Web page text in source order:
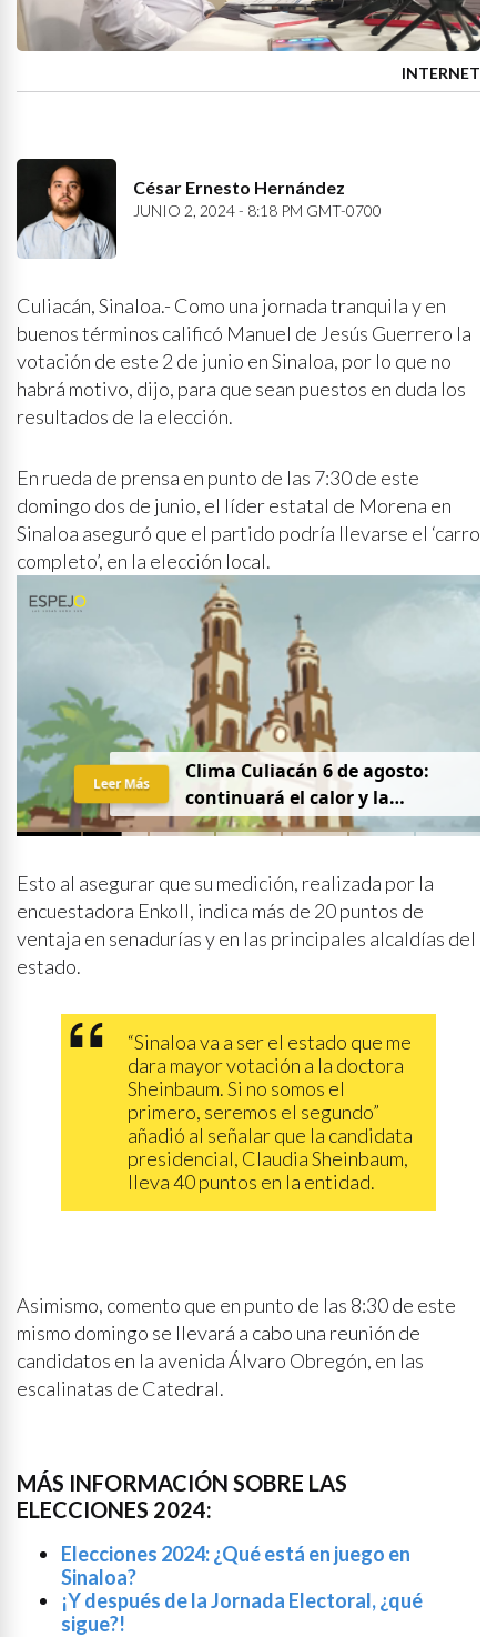
INTERNET
César Ernesto Hernández
JUNIO 2, 2024 - 8:18 PM GMT-0700
Culiacán, Sinaloa.- Como una jornada tranquila y en
buenos términos calificó Manuel de Jesús Guerrero la
votación de este 2 de junio en Sinaloa, por lo que no
habrá motivo, dijo, para que sean puestos en duda los
resultados de la elección.
En rueda de prensa en punto de las 7:30 de este
domingo dos de junio, el líder estatal de Morena en
Sinaloa aseguró que el partido podría llevarse el ‘carro
completo’, en la elección local.
Clima Culiacán 6 de agosto:
continuará el calor y la
probabilidad de lluvia
Leer Más
Esto al asegurar que su medición, realizada por la
encuestadora Enkoll, indica más de 20 puntos de
ventaja en senadurías y en las principales alcaldías del
estado.
“Sinaloa va a ser el estado que me
dara mayor votación a la doctora
Sheinbaum. Si no somos el
primero, seremos el segundo”
añadió al señalar que la candidata
presidencial, Claudia Sheinbaum,
lleva 40 puntos en la entidad.
Asimismo, comento que en punto de las 8:30 de este
mismo domingo se llevará a cabo una reunión de
candidatos en la avenida Álvaro Obregón, en las
escalinatas de Catedral.
MÁS INFORMACIÓN SOBRE LAS
ELECCIONES 2024:
Elecciones 2024: ¿Qué está en juego en
Sinaloa?
¡Y después de la Jornada Electoral, ¿qué
sigue?!